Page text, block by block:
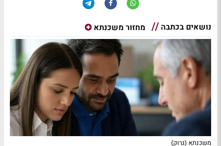
נושאים בכתבה מחזור משכנתא
משכנתא (גרוק)